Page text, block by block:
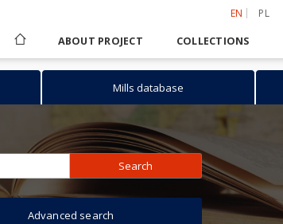
EN PL
ABOUT PROJECT COLLECTIONS
Mills database
Search
Advanced search